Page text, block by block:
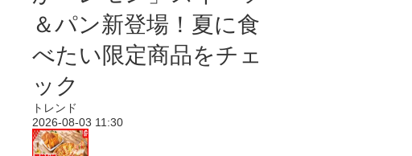
＆パン新登場！夏に食
べたい限定商品をチェ
ック
トレンド
2026-08-03 11:30